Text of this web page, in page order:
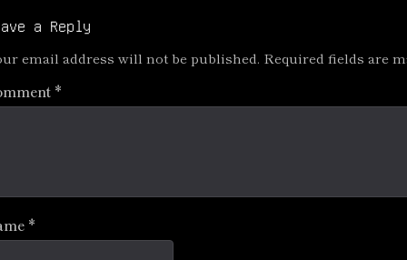
a Reply
email address will not be published. Required fields are
*
*